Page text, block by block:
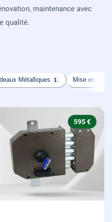
maintenance avec
qualité.
Métalliques 1 Mise en
595 €